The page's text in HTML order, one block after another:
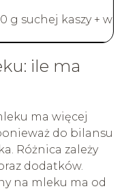
g suchej kaszy +
ile ma
ma więcej
do bilansu
Różnica zależy
dodatków.
na mleku ma od